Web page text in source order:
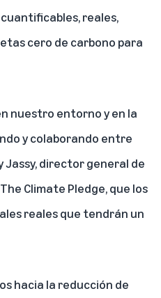
reales,
cero de carbono para
nuestro entorno y en la
y colaborando entre
Jassy, director general de
Climate Pledge, que los
reales que tendrán un
hacia la reducción de